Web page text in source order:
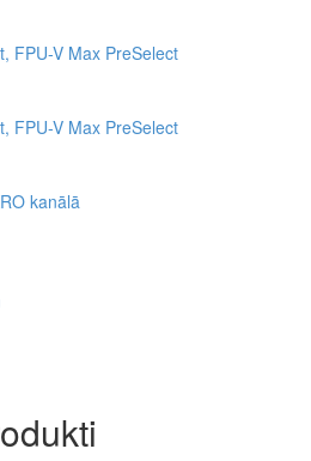
FPU-V Max PreSelect
FPU-V Max PreSelect
kanālā